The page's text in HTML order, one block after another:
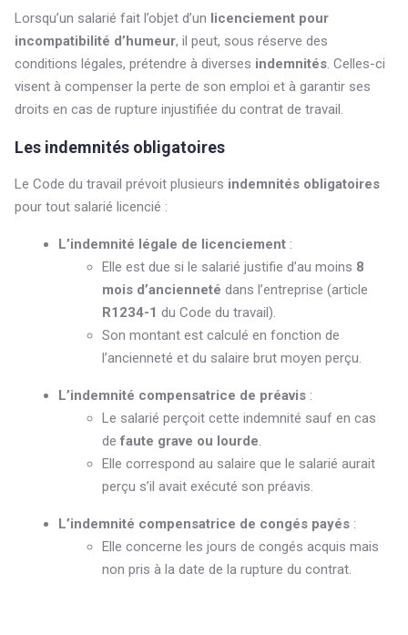
Lorsqu’un salarié fait l’objet d’un licenciement pour
incompatibilité d’humeur, il peut, sous réserve des
conditions légales, prétendre à diverses indemnités. Celles-ci
visent à compenser la perte de son emploi et à garantir ses
droits en cas de rupture injustifiée du contrat de travail.
Les indemnités obligatoires
Le Code du travail prévoit plusieurs indemnités obligatoires
pour tout salarié licencié :
L’indemnité légale de licenciement :
Elle est due si le salarié justifie d’au moins 8
mois d’ancienneté dans l’entreprise (article
R1234-1 du Code du travail).
Son montant est calculé en fonction de
l’ancienneté et du salaire brut moyen perçu.
L’indemnité compensatrice de préavis :
Le salarié perçoit cette indemnité sauf en cas
defaute grave ou lourde.
Elle correspond au salaire que le salarié aurait
perçu s’il avait exécuté son préavis.
L’indemnité compensatrice de congés payés :
Elle concerne les jours de congés acquis mais
non pris à la date de la rupture du contrat.